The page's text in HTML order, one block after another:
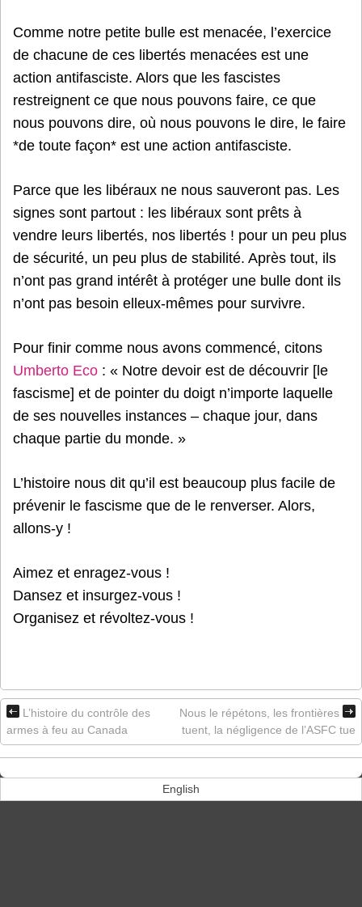
Comme notre petite bulle est menacée, l’exercice
de chacune de ces libertés menacées est une
action antifasciste. Alors que les fascistes
restreignent ce que nous pouvons faire, ce que
nous pouvons dire, où nous pouvons le dire, le faire
*de toute façon* est une action antifasciste.
Parce que les libéraux ne nous sauveront pas. Les
signes sont partout : les libéraux sont prêts à
vendre leurs libertés, nos libertés ! pour un peu plus
de sécurité, un peu plus de stabilité. Après tout, ils
n’ont pas grand intérêt à protéger une bulle dont ils
n’ont pas besoin elleux-mêmes pour survivre.
Pour finir comme nous avons commencé, citons
Umberto Eco : « Notre devoir est de découvrir [le
fascisme] et de pointer du doigt n’importe laquelle
de ses nouvelles instances – chaque jour, dans
chaque partie du monde. »
L’histoire nous dit qu’il est beaucoup plus facile de
prévenir le fascisme que de le renverser. Alors,
allons-y !
Aimez et enragez-vous !
Dansez et insurgez-vous !
Organisez et révoltez-vous !
L’histoire du contrôle des
armes à feu au Canada
Nous le répétons, les frontières
tuent, la négligence de l’ASFC tue
English